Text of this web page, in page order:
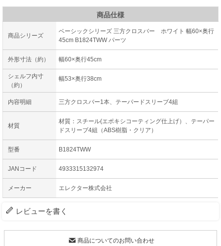
商品仕様
商品シリーズ
ベーシックシリーズ 三方クロスバー ホワイト 幅60×奥行
45cm B1824TWW パーツ
外形寸法（約） 幅60×奥行45cm
シェルフ内寸
（約）
幅53×奥行38cm
内容明細 三方クロスバー1本、テーパードスリーブ4組
材質
材質：スチール(エポキシコーティング仕上げ）、テーパー
ドスリーブ4組（ABS樹脂・クリア）
型番 B1824TWW
JANコード 4933315132974
メーカー エレクター株式会社
レビューを書く
商品についてのお問い合わせ